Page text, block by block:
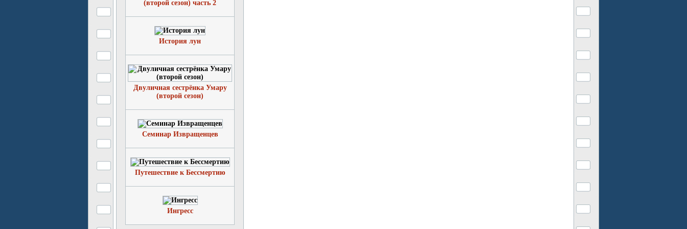
(второй сезон) часть 2
История лун
Двуличная сестрёнка Умару
(второй сезон)
Семинар Извращенцев
Путешествие к Бессмертию
Ингресс